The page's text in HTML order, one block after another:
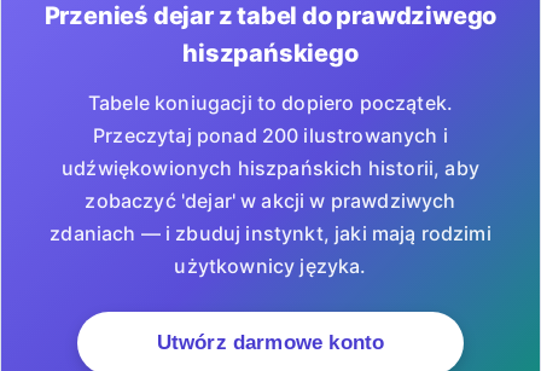
Przenieś dejar z tabel do prawdziwego
hiszpańskiego
Tabele koniugacji to dopiero początek.
Przeczytaj ponad 200 ilustrowanych i
udźwiękowionych hiszpańskich historii, aby
zobaczyć 'dejar' w akcji w prawdziwych
zdaniach — i zbuduj instynkt, jaki mają rodzimi
użytkownicy języka.
Utwórz darmowe konto